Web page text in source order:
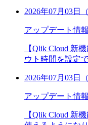
2026年07月03日（
アップデート情報
【Qlik Cloud 新
ウト時間を設定
2026年07月03日（
アップデート情報
【Qlik Cloud 新